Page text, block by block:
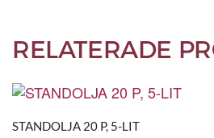
RELATERADE
STANDOLJA 20 P, 5-LIT